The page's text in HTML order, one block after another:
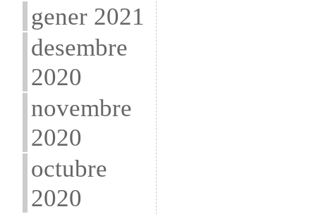
gener 2021
desembre
2020
novembre
2020
octubre
2020